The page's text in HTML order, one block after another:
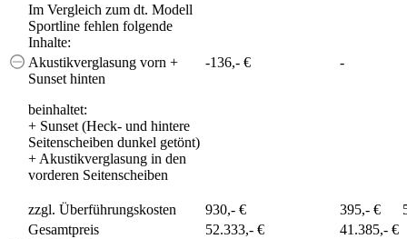
Im Vergleich zum dt. Modell
Sportline fehlen folgende
Inhalte:
Akustikverglasung vorn +
Sunset hinten
beinhaltet:
+ Sunset (Heck- und hintere
Seitenscheiben dunkel getönt)
+ Akustikverglasung in den
vorderen Seitenscheiben
-136,- € -
zzgl. Überführungskosten 930,- € 395,- €
Gesamtpreis
52.333,- €
41.385,- €